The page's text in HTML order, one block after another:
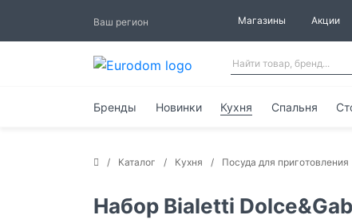
Ваш регион Магазины Акции
Бренды Новинки Кухня Спальня
Каталог Кухня Посуда для приготовления
Набор Bialetti